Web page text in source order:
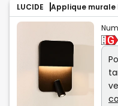
LUCIDE Applique murale